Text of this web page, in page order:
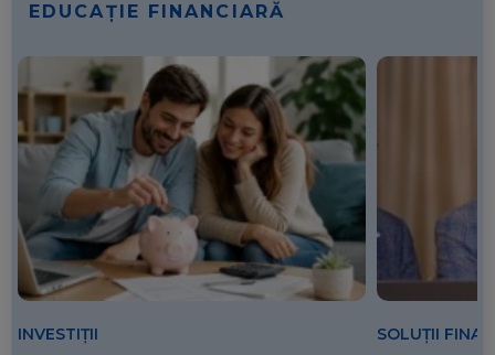
EDUCAȚIE FINANCIARĂ
INVESTIȚII SOLUȚII